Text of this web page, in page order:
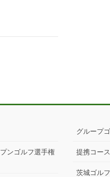
ンゴルフ選手権
グループ
提携コー
茨城ゴル